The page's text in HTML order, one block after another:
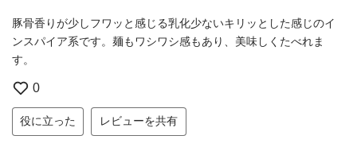
豚骨香りが少しフワッと感じる乳化少ないキリッとした感じのイ
ンスパイア系です。麺もワシワシ感もあり、美味しくたべれま
す。
0
役に立った レビューを共有